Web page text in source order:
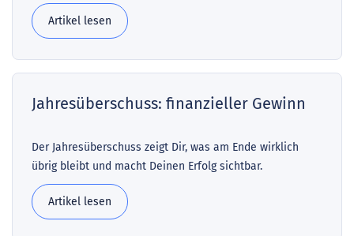
Artikel lesen
Jahresüberschuss: finanzieller Gewinn
Der Jahresüberschuss zeigt Dir, was am Ende wirklich
übrig bleibt und macht Deinen Erfolg sichtbar.
Artikel lesen